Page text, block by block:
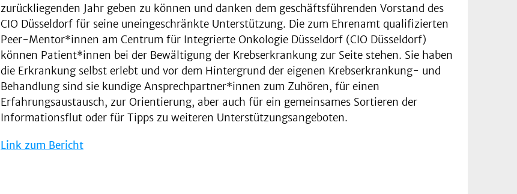
zurückliegenden Jahr geben zu können und danken dem geschäftsführenden Vor­stand des
CIO Düsseldorf für seine uneingeschränkte Unterstützung. Die zum Ehrenamt qualifizierten
Peer-Mentor*innen am Centrum für Integrierte Onkologie Düsseldorf (CIO Düssel­dorf)
können Patient*innen bei der Bewältigung der Krebserkrankung zur Seite stehen. Sie haben
die Erkrankung selbst erlebt und vor dem Hintergrund der eigenen Krebserkrankung- und
Behandlung sind sie kundige Ansprech­partner*innen zum Zuhören, für einen
Erfahrungsaustausch, zur Orientierung, aber auch für ein gemeinsames Sortie­ren der
Informationsflut oder für Tipps zu weiteren Unterstützungsangeboten.
Link zum Bericht